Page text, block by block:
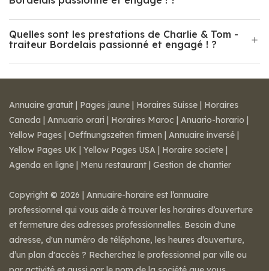
Quelles sont les prestations de Charlie & Tom -
traiteur Bordelais passionné et engagé ! ?
Annuaire gratuit | Pages jaune | Horaires Suisse | Horaires
Canada | Annuario orari | Horaires Maroc | Anuario-horario |
Yellow Pages | Oeffnungszeiten firmen | Annuaire inversé |
Yellow Pages UK | Yellow Pages USA | Horaire societe |
Agenda en ligne | Menu restaurant | Gestion de chantier
Copyright © 2026 | Annuaire-horaire est l’annuaire
professionnel qui vous aide à trouver les horaires d’ouverture
et fermeture des adresses professionnelles. Besoin d'une
adresse, d'un numéro de téléphone, les heures d’ouverture,
d’un plan d'accès ? Recherchez le professionnel par ville ou